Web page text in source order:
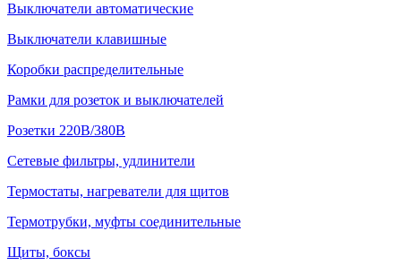
Выключатели автоматические
Выключатели клавишные
Коробки распределительные
Рамки для розеток и выключателей
Розетки 220В/380В
Сетевые фильтры, удлинители
Термостаты, нагреватели для щитов
Термотрубки, муфты соединительные
Щиты, боксы